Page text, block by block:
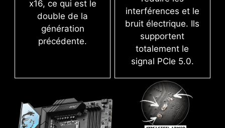
x16, ce qui est le
double de la
génération
précédente.
interférences et le
bruit électrique. Ils
supportent
totalement le
signal PCIe 5.0.
Create your own colorful masterpiece with ease.
Splash any color you want with just a few clicks!
CLICK BIOS 5